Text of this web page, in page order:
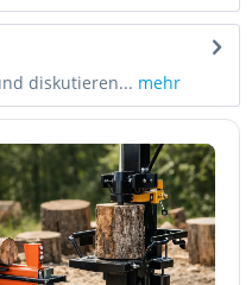
diskutieren... mehr